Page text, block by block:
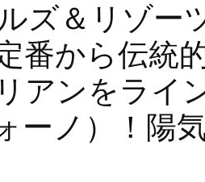
ズ＆リゾー
番から伝統
アンをライ
ーノ）！陽